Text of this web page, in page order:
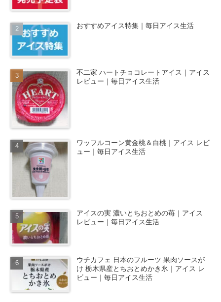
おすすめアイス特集｜毎日アイス生活
不二家 ハートチョコレートアイス｜アイス
レビュー｜毎日アイス生活
ワッフルコーン黄金桃＆白桃｜アイス レビ
ュー｜毎日アイス生活
アイスの実 濃いとちおとめの苺｜アイス
レビュー｜毎日アイス生活
ウチカフェ 日本のフルーツ 果肉ソースが
け 栃木県産とちおとめかき氷｜アイス レ
ビュー｜毎日アイス生活